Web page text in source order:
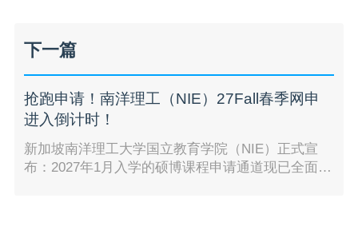
下一篇
抢跑申请！南洋理工（NIE）27Fall春季网申
进入倒计时！
新加坡南洋理工大学国立教育学院（NIE）正式宣
布：2027年1月入学的硕博课程申请通道现已全面开